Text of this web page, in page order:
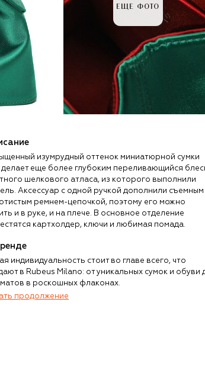
ЕЩЕ ФОТО
изумрудный оттенок миниатюрной сумки
делает еще более глубоким переливающийся
шелкового атласа, из которого выполнили
Аксессуар с одной ручкой дополнили съемным
ремнем-цепочкой, поэтому его можно
и в руке, и на плече. В основное отделение
картхолдер, ключи и любимая помада.
индивидуальность стоит во главе всего, что
в Rubeus Milano: от уникальных сумок и обуви
в роскошных флаконах.
продолжение